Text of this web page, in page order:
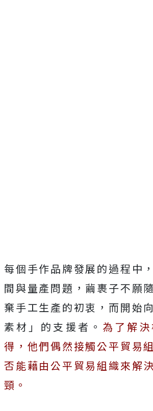
每個手作品牌發展的過程中
間與量產問題，繭裹子不願
棄手工生產的初衷，而開始
素材」的支援者。 為了解
得，他們偶然接觸公平貿易
否能藉由公平貿易組織來解
頸。